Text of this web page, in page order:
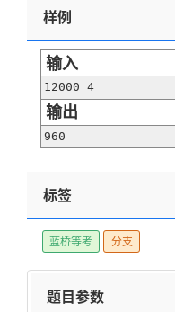
样例
输入
12000 4
输出
960
标签
蓝桥等考 分支
题目参数